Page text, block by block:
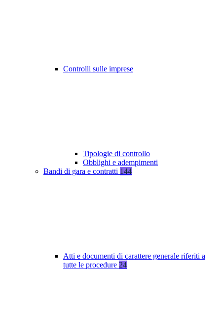
Controlli sulle imprese
Tipologie di controllo
Obblighi e adempimenti
Bandi di gara e contratti 144
Atti e documenti di carattere generale riferiti a
tutte le procedure 24